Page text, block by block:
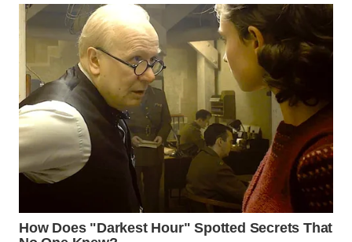
WN
KUNINGAN
WN
MAJALENGKA
WN
SUBANG
SUKABUMI